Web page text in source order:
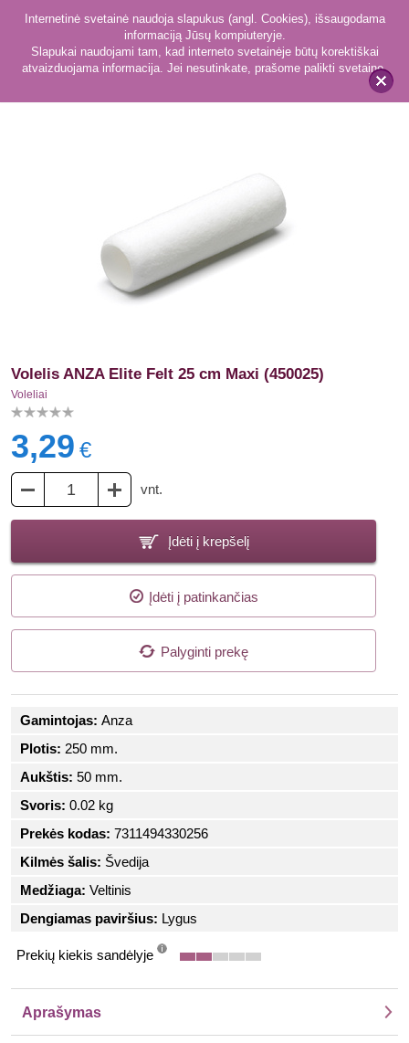
x
Internetinė svetainė naudoja slapukus (angl. Cookies), išsaugodama
informaciją Jūsų kompiuteryje.
Slapukai naudojami tam, kad interneto svetainėje būtų korektiškai
atvaizduojama informacija. Jei nesutinkate, prašome palikti svetainę.
Voleliai 51
Volelis ANZA Elite Felt 25 cm Maxi (450025)
Voleliai
3,29 €
vnt.
Įdėti į krepšelį
Įdėti į patinkančias
Palyginti prekę
Gamintojas: Anza
Plotis: 250 mm.
Aukštis: 50 mm.
Svoris: 0.02 kg
Prekės kodas: 7311494330256
Kilmės šalis: Švedija
Medžiaga: Veltinis
Dengiamas paviršius: Lygus
Prekių kiekis sandėlyje
Aprašymas